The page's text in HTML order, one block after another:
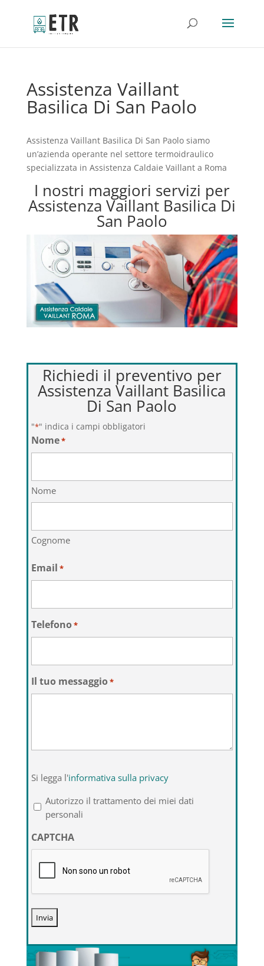
Assistenza Vaillant
Basilica Di San Paolo
Assistenza Vaillant Basilica Di San Paolo siamo
un’azienda operante nel settore termoidraulico
specializzata in Assistenza Caldaie Vaillant a Roma
I nostri maggiori servizi per
Assistenza Vaillant Basilica Di
San Paolo
Richiedi il preventivo per
Assistenza Vaillant Basilica
Di San Paolo
"*" indica i campi obbligatori
Nome*
Nome
Cognome
Email *
Telefono*
Il tuo messaggio*
legga
l'informativa
sulla
privacy
*
Si legga l'informativa sulla privacy
Autorizzo il trattamento dei miei dati
personali
CAPTCHA